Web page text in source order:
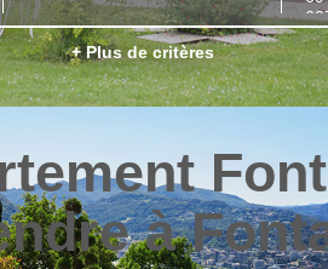
+ Plus de critères
à